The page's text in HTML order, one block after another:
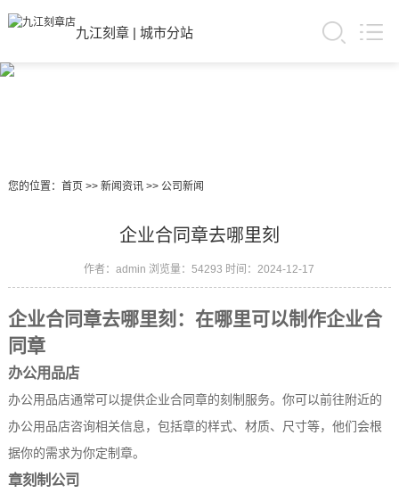
九江刻章| 城市分站
您的位置： 首页 >> 新闻资讯>> 公司新闻
企业合同章去哪里刻
作者：admin 浏览量：54293 时间：2024-12-17
企业合同章去哪里刻：在哪里可以制作企业合
同章
办公用品店
办公用品店通常可以提供企业合同章的刻制服务。你可以前往附近的
办公用品店咨询相关信息，包括章的样式、材质、尺寸等，他们会根
据你的需求为你定制章。
章刻制公司